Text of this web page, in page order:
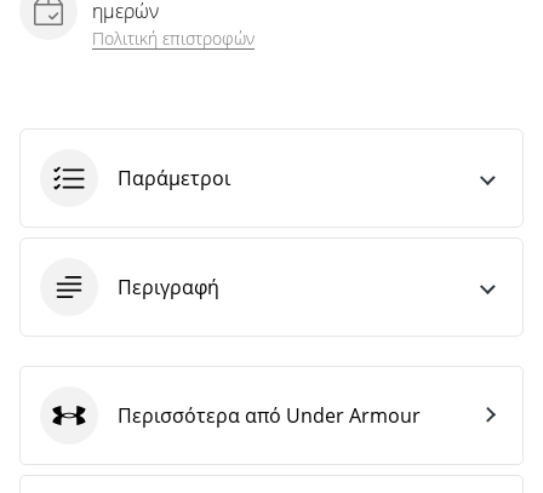
ημερών
Πολιτική επιστροφών
Παράμετροι
Περιγραφή
Under Armour
Περισσότερα από Under Armour